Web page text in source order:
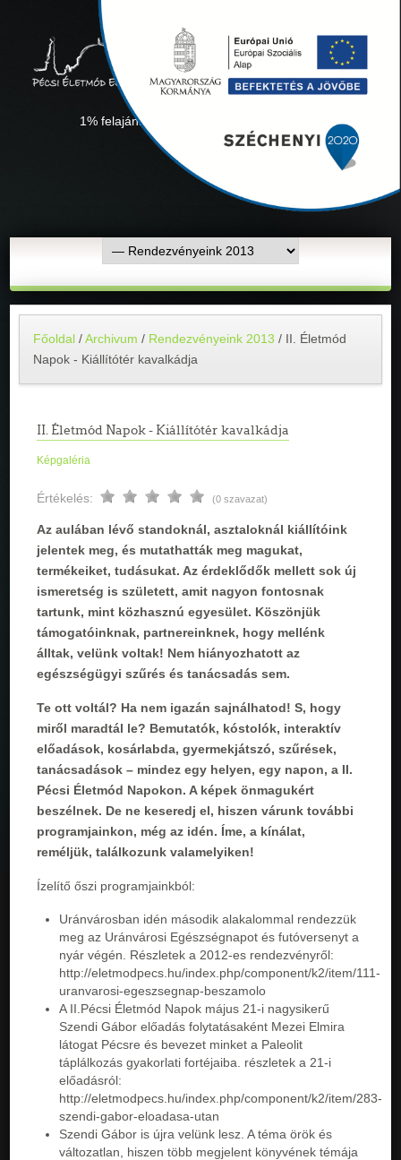
1% felajánlás "Együtt minden sikerül" Adószámunk:
18311927-1-02
Főoldal /Archivum / Rendezvényeink 2013 / II. Életmód
Napok - Kiállítótér kavalkádja
II. Életmód Napok - Kiállítótér kavalkádja
Képgaléria
Értékelés: (0 szavazat)
Az aulában lévő standoknál, asztaloknál kiállítóink
jelentek meg, és mutathatták meg magukat,
termékeiket, tudásukat. Az érdeklődők mellett sok új
ismeretség is született, amit nagyon fontosnak
tartunk, mint közhasznú egyesület. Köszönjük
támogatóinknak, partnereinknek, hogy mellénk
álltak, velünk voltak! Nem hiányozhatott az
egészségügyi szűrés és tanácsadás sem.
Te ott voltál? Ha nem igazán sajnálhatod! S, hogy
miről maradtál le? Bemutatók, kóstolók, interaktív
előadások, kosárlabda, gyermekjátszó, szűrések,
tanácsadások – mindez egy helyen, egy napon, a II.
Pécsi Életmód Napokon. A képek önmagukért
beszélnek. De ne keseredj el, hiszen várunk további
programjainkon, még az idén. Íme, a kínálat,
reméljük, találkozunk valamelyiken!
Ízelítő őszi programjainkból:
Uránvárosban idén második alakalommal rendezzük
meg az Uránvárosi Egészségnapot és futóversenyt a
nyár végén. Részletek a 2012-es rendezvényről:
http://eletmodpecs.hu/index.php/component/k2/item/111-
uranvarosi-egeszsegnap-beszamolo
A II.Pécsi Életmód Napok május 21-i nagysikerű
Szendi Gábor előadás folytatásaként Mezei Elmira
látogat Pécsre és bevezet minket a Paleolit
táplálkozás gyakorlati fortéjaiba. részletek a 21-i
előadásról:
http://eletmodpecs.hu/index.php/component/k2/item/283-
szendi-gabor-eloadasa-utan
Szendi Gábor is újra velünk lesz. A téma örök és
változatlan, hiszen több megjelent könyvének témája